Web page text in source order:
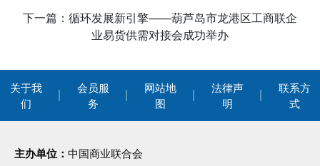
下一篇：循环发展新引擎——葫芦岛市龙港区工商联企
业易货供需对接会成功举办
关于我
们
会员服
务
网站地
图
法律声
明
联系方
式
主办单位： 中国商业联合会